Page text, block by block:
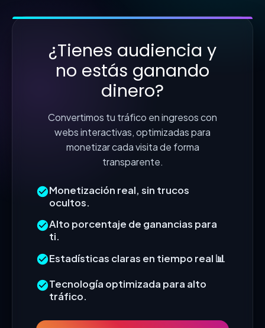
¿Tienes audiencia y
no estás ganando
dinero?
Convertimos tu tráfico en ingresos con
webs interactivas, optimizadas para
monetizar cada visita de forma
transparente.
Monetización real, sin trucos
ocultos.
Alto porcentaje de ganancias para
ti.
Estadísticas claras en tiempo real 📊
Tecnología optimizada para alto
tráfico.